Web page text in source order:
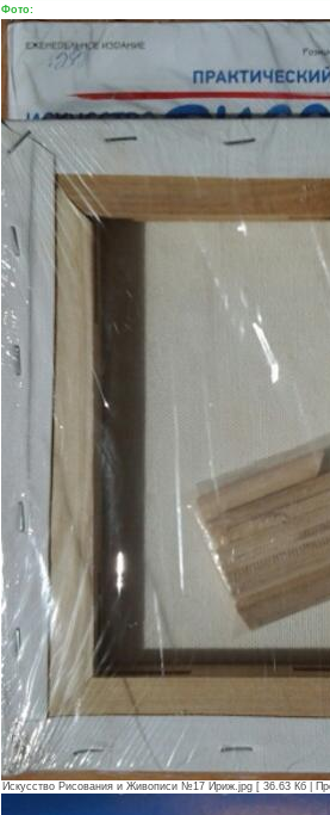
Фото:
Искусство Рисования и Живописи №17 Ириж.jpg [ 36.63 Кб |